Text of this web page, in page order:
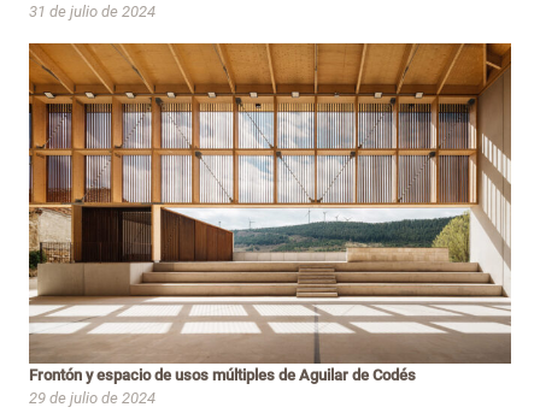
31 de julio de 2024
Frontón y espacio de usos múltiples de Aguilar de Codés
29 de julio de 2024